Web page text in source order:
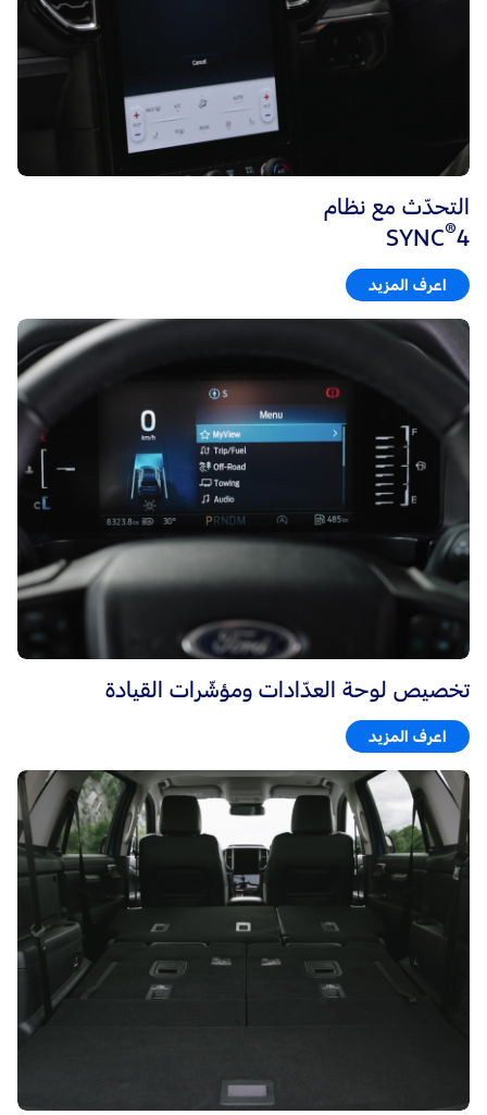
التحدّث مع نظام
SYNC®4
اعرف المزيد
تخصيص لوحة العدّادات ومؤشّرات القيادة
اعرف المزيد